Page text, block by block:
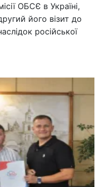
ОБСЄ в Україні,
його візит до
російської